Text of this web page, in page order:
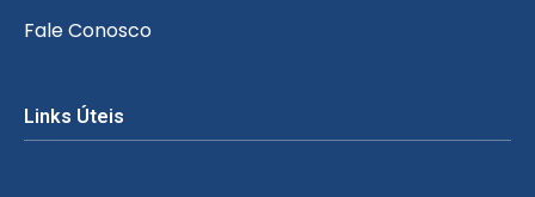
Fale Conosco
Links Úteis